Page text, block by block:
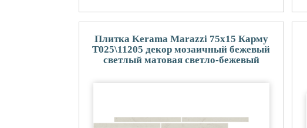
Плитка Kerama Marazzi 75x15 Карму
T025\11205 декор мозаичный бежевый
светлый матовая светло-бежевый